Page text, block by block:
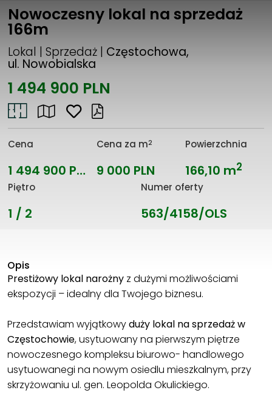
Nowoczesny lokal na sprzedaż
166m
Lokal | Sprzedaż | Częstochowa,
ul. Nowobialska
1 494 900 PLN
Cena
1 494 900 PLN
Cena za m2
9 000 PLN
Powierzchnia
166,10 m2
Piętro
1 / 2
Numer oferty
563/4158/OLS
Opis
Prestiżowy lokal narożny z dużymi możliwościami
ekspozycji – idealny dla Twojego biznesu.
Przedstawiam wyjątkowyduży lokal na sprzedaż w
Częstochowie, usytuowany na pierwszym piętrze
nowoczesnego kompleksu biurowo- handlowego
usytuowanegi na nowym osiedlu mieszkalnym, przy
skrzyżowaniu ul. gen. Leopolda Okulickiego.